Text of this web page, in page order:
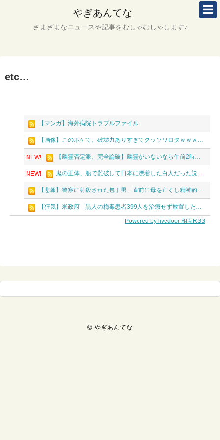
やぎあんてな
さまざまなニュースや記事をむしゃむしゃします♪
etc…
【マンガ】海外病院トラブルファイル
【画像】このボケて、破壊力ありすぎてクッソワロタｗｗｗｗｗｗｗｗｗ / 哲学ニュースnwk
NEW! 【幽霊否定派、完全論破】幽霊がいないなら午前2時に一人で墓石を木刀で叩き割れるよな？ｗｗｗｗｗ / 哲学ニュースnwk
NEW! 鬼の正体、船で難破して日本に漂着した白人だった説 / 哲学ニュースnwk
【悲報】警察に射殺された包丁男、直前に母を亡くし精神的ショックを受けていたと判明 / 哲学ニュースnwk
【狂気】米政府「黒人の梅毒患者399人を治療せず放置したらどうなるか見たろ！」→40年間続けてしまう / 哲学ニュースnwk
Powered by livedoor 相互RSS
© やぎあんてな